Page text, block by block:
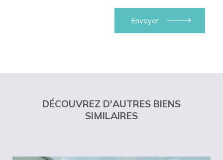
DÉCOUVREZ D'AUTRES BIENS
SIMILAIRES